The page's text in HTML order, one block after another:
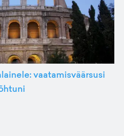
vaatamisväärsusi